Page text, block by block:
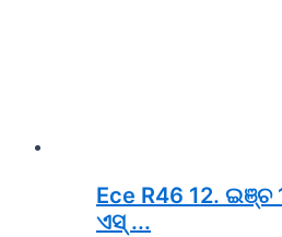
Ece R46 12.
ଏସ୍ ...